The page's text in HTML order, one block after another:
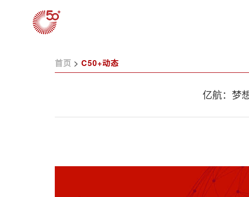
首页 > C50+动态
亿航：梦